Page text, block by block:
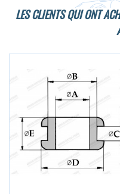
LES CLIENTS QUI ONT